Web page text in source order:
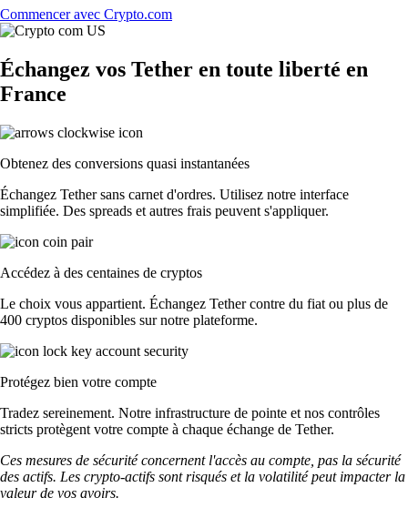
Commencer avec Crypto.com
Échangez vos Tether en toute liberté en
France
Obtenez des conversions quasi instantanées
Échangez Tether sans carnet d'ordres. Utilisez notre interface
simplifiée. Des spreads et autres frais peuvent s'appliquer.
Accédez à des centaines de cryptos
Le choix vous appartient. Échangez Tether contre du fiat ou plus de
400 cryptos disponibles sur notre plateforme.
Protégez bien votre compte
Tradez sereinement. Notre infrastructure de pointe et nos contrôles
stricts protègent votre compte à chaque échange de Tether.
Ces mesures de sécurité concernent l'accès au compte, pas la sécurité
des actifs. Les crypto-actifs sont risqués et la volatilité peut impacter la
valeur de vos avoirs.